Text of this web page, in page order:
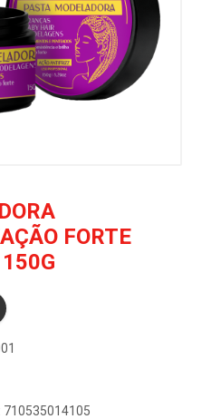
FORTE
710535014105